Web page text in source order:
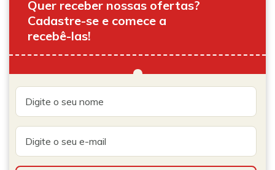
Quer receber nossas ofertas?
Cadastre-se e comece a
recebê-las!